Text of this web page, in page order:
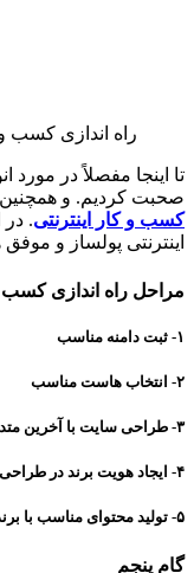
راه اندازی کسب‌ و
تا اینجا مفصلاً در مورد
صحبت کردیم. و همچنین
کسب و کار اینترنتی. در
اینترنتی پولساز و
مراحل راه اندازی کسب
۱- ثبت دامنه مناسب
۲- انتخاب هاست مناسب
۳- طراحی سایت با آخرین متد روز دنیا
۴- ایجاد هویت برند در طراحی
۵- تولید محتوای مناسب با برند
گام پنجم